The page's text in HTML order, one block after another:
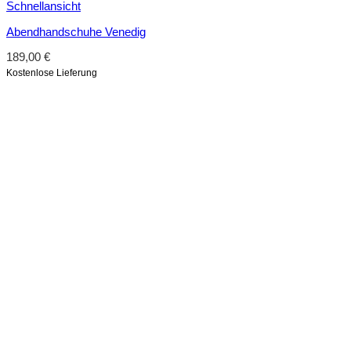
Schnellansicht
Abendhandschuhe Venedig
189,00 €
Kostenlose Lieferung